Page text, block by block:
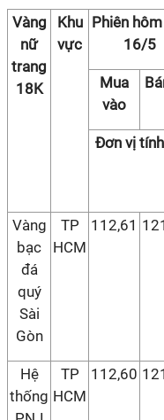
Vàng
nữ
trang
18K
Khu
vực
Phiên
16/5
Mua
vào
Đơn vị
Vàng
bạc
đá
quý
Sài
Gòn
TP
HCM
112,61
Hệ
thống
TP
HCM
112,60